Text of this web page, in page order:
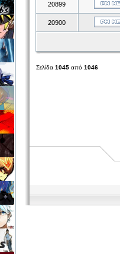
20899
20900
Σελίδα 1045από 1046